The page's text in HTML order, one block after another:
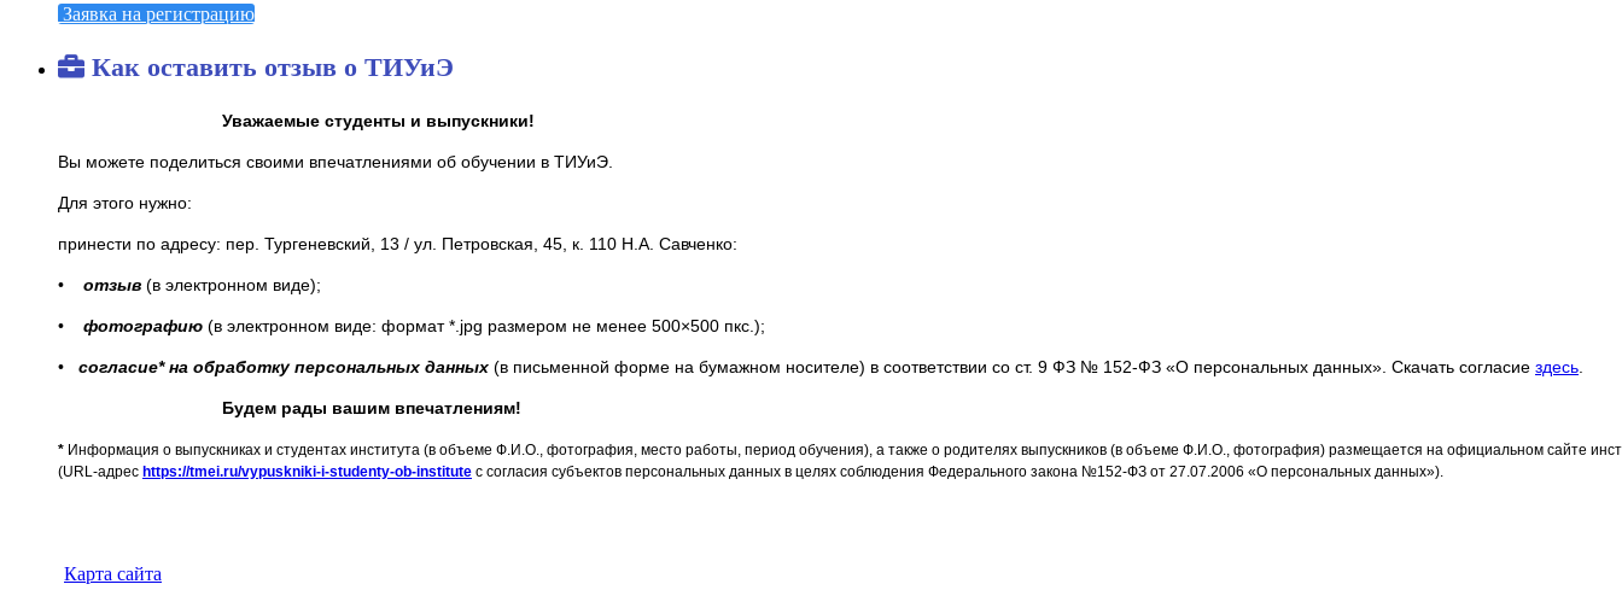
Заявка на регистрацию
Как оставить отзыв о ТИУиЭ
Уважаемые студенты и выпускники!
Вы можете поделиться своими впечатлениями об обучении в ТИУиЭ.
Для этого нужно:
принести по адресу: пер. Тургеневский, 13 / ул. Петровская, 45, к. 110 Н.А. Савченко:
• отзыв (в электронном виде);
• фотографию (в электронном виде: формат *.jpg размером не менее 500×500 пкс.);
• согласие* на обработку персональных данных (в письменной форме на бумажном носителе) в соответствии со ст. 9 ФЗ № 152-ФЗ «О персональных данных». Скачать согласие здесь.
Будем рады вашим впечатлениям!
* Информация о выпускниках и студентах института (в объеме Ф.И.О., фотография, место работы, период обучения), а также о родителях выпускников (в объеме Ф.И.О., фотография) размещается на официальном сайте
(URL-адрес https://tmei.ru/vypuskniki-i-studenty-ob-institute с согласия субъектов персональных данных в целях соблюдения Федерального закона №152-ФЗ от 27.07.2006 «О персональных данных»).
Карта сайта